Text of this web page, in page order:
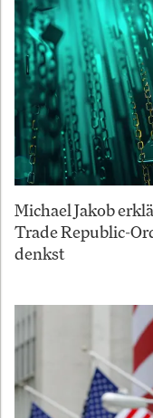
Michael Jakob
Trade Republic-
denkst